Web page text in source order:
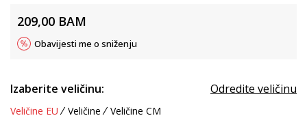
209,00 BAM
Obavijesti me o sniženju
Izaberite veličinu: Odredite veličinu
Veličine EU Veličine Veličine CM